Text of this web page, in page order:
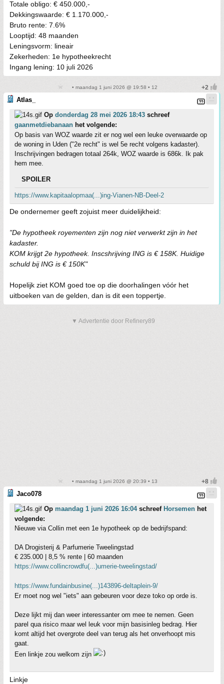
Totale obligo: € 450.000,-
Dekkingswaarde: € 1.170.000,-
Bruto rente: 7.6%
Looptijd: 48 maanden
Leningsvorm: lineair
Zekerheden: 1e hypotheekrecht
Ingang lening: 10 juli 2026
• maandag 1 juni 2026 @ 19:58 • 12
Atlas_
Op donderdag 28 mei 2026 18:43 schreef
gaanmetdiebanaan het volgende:
Op basis van WOZ waarde zit er nog wel een leuke overwaarde op
de woning in Uden ("2e recht" is wel 5e recht volgens kadaster).
Inschrijvingen bedragen totaal 264k, WOZ waarde is 686k. Ik pak
hem mee.
SPOILER
https://www.kapitaalopmaa(...)ing-Vianen-NB-Deel-2
De ondernemer geeft zojuist meer duidelijkheid:
"De hypotheek royementen zijn nog niet verwerkt zijn in het
kadaster.
KOM krijgt 2e hypotheek. Inscshrijving ING is € 158K. Huidige
schuld bij ING is € 150K"
Hopelijk ziet KOM goed toe op die doorhalingen vóór het
uitboeken van de gelden, dan is dit een toppertje.
▼ Advertentie door Refinery89
• maandag 1 juni 2026 @ 20:39 • 13
Jaco078
Op maandag 1 juni 2026 16:04schreef Horsemen het
volgende:
Nieuwe via Collin met een 1e hypotheek op de bedrijfspand:
DA Drogisterij & Parfumerie Tweelingstad
€ 235.000 | 8,5 % rente | 60 maanden
https://www.collincrowdfu(...)umerie-tweelingstad/
https://www.fundainbusine(...)143896-deltaplein-9/
Er moet nog wel "iets" aan gebeuren voor deze toko op orde is.
Deze lijkt mij dan weer interessanter om mee te nemen. Geen
parel qua risico maar wel leuk voor mijn basisinleg bedrag. Hier
komt altijd het overgrote deel van terug als het onverhoopt mis
gaat.
Een linkje zou welkom zijn
Linkje